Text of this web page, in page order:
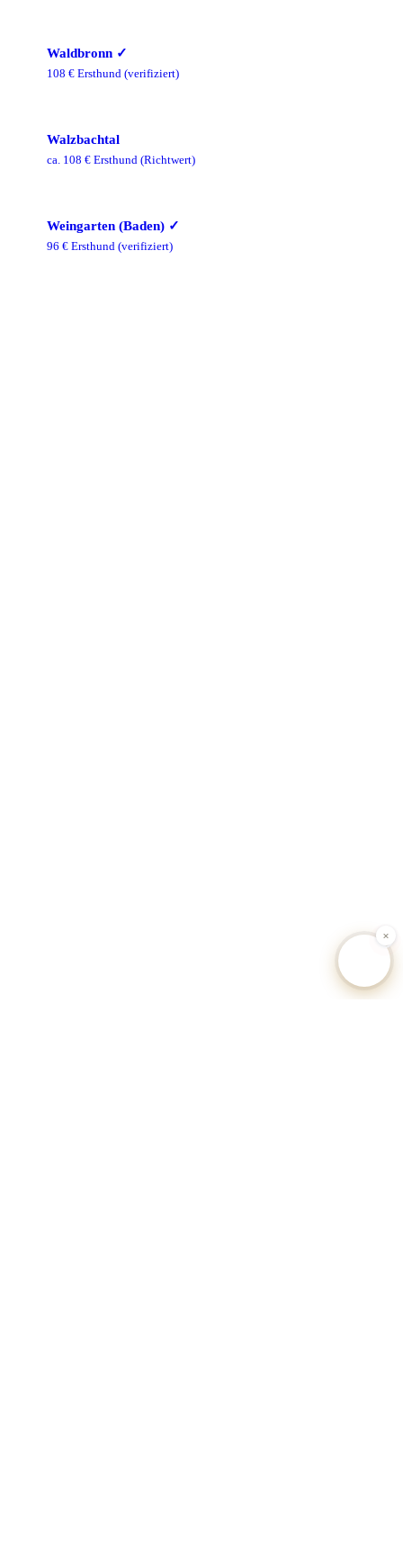
Waldbronn ✓
108 € Ersthund (verifiziert)
Walzbachtal
ca. 108 € Ersthund (Richtwert)
Weingarten (Baden) ✓
96 € Ersthund (verifiziert)